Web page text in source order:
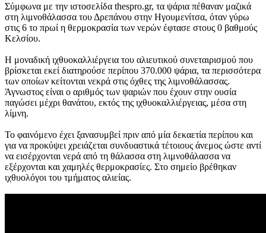
Σύμφωνα με την ιστοσελίδα thespro.gr, τα ψάρια πέθαναν μαζικά
στη λιμνοθάλασσα του Δρεπάνου στην Ηγουμενίτσα, όταν γύρω
στις 6 το πρωί η θερμοκρασία των νερών έφτασε στους 0 βαθμούς
Κελσίου.
Η μοναδική ιχθυοκαλλιέργεια του αλιευτικού συνεταιρισμού που
βρίσκεται εκεί διατηρούσε περίπου 370.000 ψάρια, τα περισσότερα
των οποίων κείτονται νεκρά στις όχθες της λιμνοθάλασσας.
Άγνωστος είναι ο αριθμός των ψαριών που έχουν στην ουσία
παγώσει μέχρι θανάτου, εκτός της ιχθυοκαλλιέργειας, μέσα στη
λίμνη.
Το φαινόμενο έχει ξανασυμβεί πριν από μία δεκαετία περίπου και
για να προκύψει χρειάζεται συνδυαστικά τέτοιους άνεμος ώστε αντί
να εισέρχονται νερά από τη θάλασσα στη λιμνοθάλασσα να
εξέρχονται και χαμηλές θερμοκρασίες. Στο σημείο βρέθηκαν
ιχθυολόγοι του τμήματος αλιείας.